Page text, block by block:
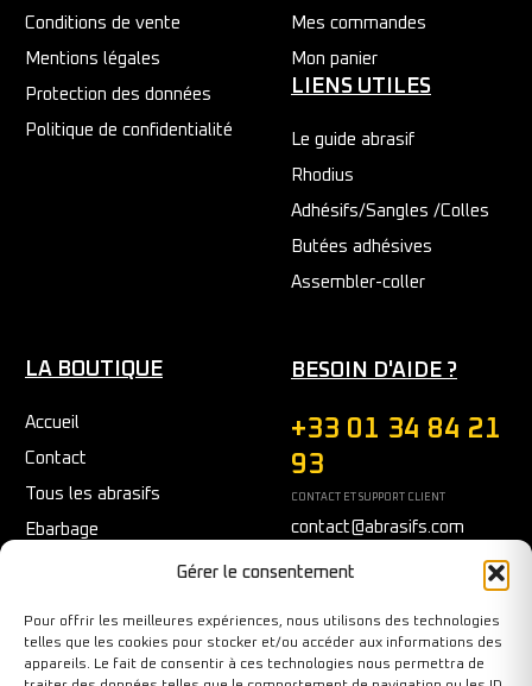
Gérer le consentement
Pour offrir les meilleures expériences, nous utilisons des technologies
telles que les cookies pour stocker et/ou accéder aux informations des
appareils. Le fait de consentir à ces technologies nous permettra de
Conditions de vente
Mentions légales
Protection des données
Politique de confidentialité
Mes commandes
Mon panier
LIENS UTILES
Le guide abrasif
Rhodius
Adhésifs/Sangles /Colles
Butées adhésives
Assembler-coller
LA BOUTIQUE
Accueil
Contact
Tous les abrasifs
Ebarbage
Nettoyage
Outils diamantés
BESOIN D'AIDE ?
+33 01 34 84 21
93
CONTACT ET SUPPORT CLIENT
contact@abrasifs.com
Du Lundi au Vendredi